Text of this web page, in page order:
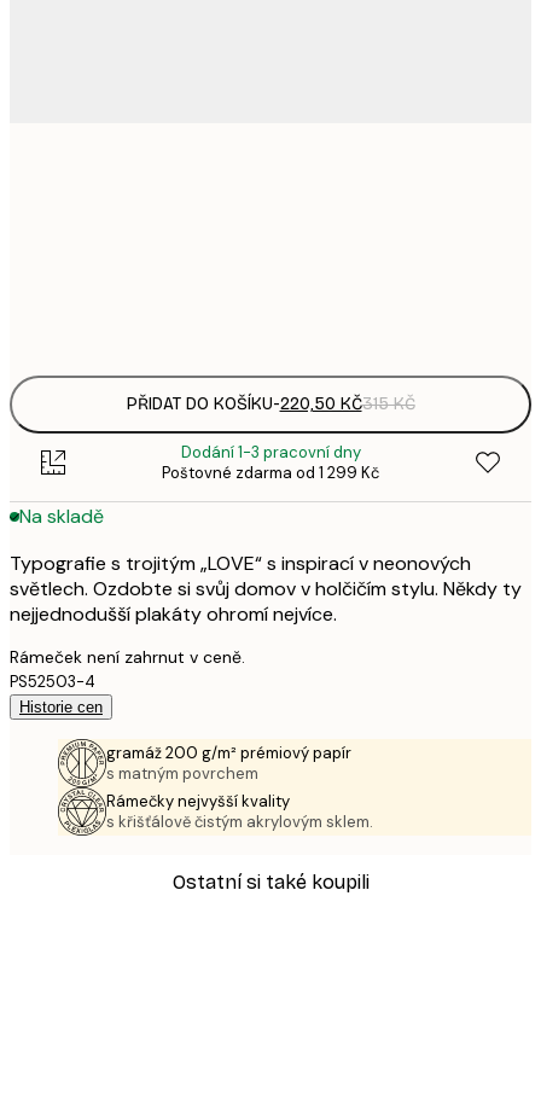
PŘIDAT DO KOŠÍKU-220,50 KČ315 KČ
Dodání 1-3 pracovní dny
Poštovné zdarma od 1 299 Kč
Na skladě
Typografie s trojitým „LOVE“ s inspirací v neonových
světlech. Ozdobte si svůj domov v holčičím stylu. Někdy ty
nejjednodušší plakáty ohromí nejvíce.
Rámeček není zahrnut v ceně.
PS52503-4
Historie cen
gramáž 200 g/m² prémiový papír
s matným povrchem
Rámečky nejvyšší kvality
s křišťálově čistým akrylovým sklem.
Ostatní si také koupili